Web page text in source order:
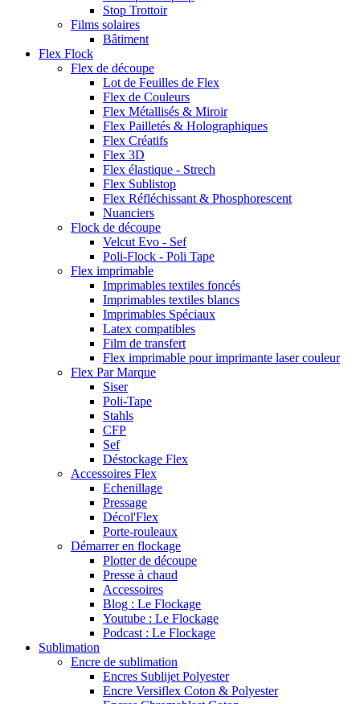
Stop Trottoir
Films solaires
Bâtiment
Flex Flock
Flex de découpe
Lot de Feuilles de Flex
Flex de Couleurs
Flex Métallisés & Miroir
Flex Pailletés & Holographiques
Flex Créatifs
Flex 3D
Flex élastique - Strech
Flex Sublistop
Flex Réfléchissant & Phosphorescent
Nuanciers
Flock de découpe
Velcut Evo - Sef
Poli-Flock - Poli Tape
Flex imprimable
Imprimables textiles foncés
Imprimables textiles blancs
Imprimables Spéciaux
Latex compatibles
Film de transfert
Flex imprimable pour imprimante laser couleur
Flex Par Marque
Siser
Poli-Tape
Stahls
CFP
Sef
Déstockage Flex
Accessoires Flex
Echenillage
Pressage
Décol'Flex
Porte-rouleaux
Démarrer en flockage
Plotter de découpe
Presse à chaud
Accessoires
Blog : Le Flockage
Youtube : Le Flockage
Podcast : Le Flockage
Sublimation
Encre de sublimation
Encres Sublijet Polyester
Encre Versiflex Coton & Polyester